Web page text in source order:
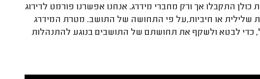
כולן התקבלו אך ורק מחברי מידרג. אנחנו אפשרנו פורמט לדירוג
שלילית או חיביות,על פי התחושה של התושב. מטרת המידרג
כדי לבטא ולשקף את תחושתם של התושבים בנוגע להתנהלות